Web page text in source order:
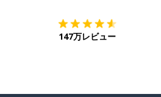
147万レビュー